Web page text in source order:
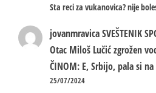
Sta reci za vukanovica? nije
jovanmravicaSVEŠTENIK
Otac Miloš Lučić zgrožen
ČINOM: E, Srbijo, pala si
25/07/2024